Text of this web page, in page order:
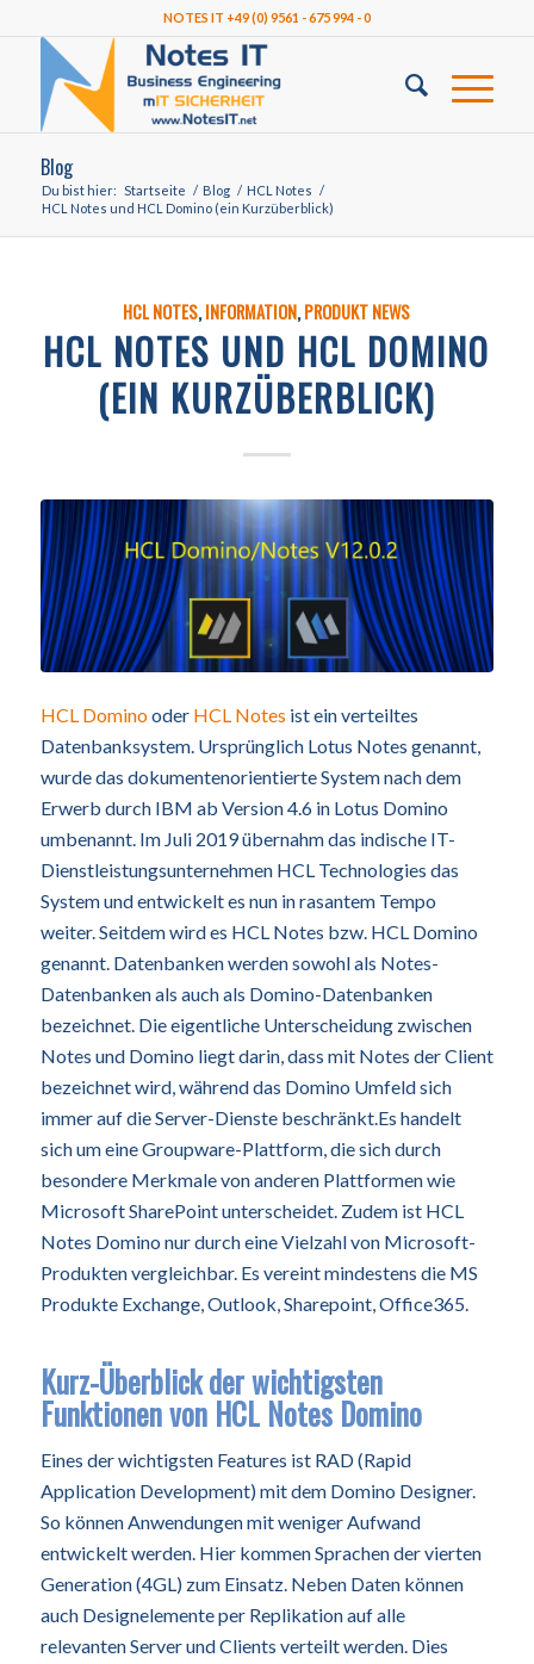
NOTES IT +49 (0) 9561 - 675 994 - 0
Blog
Du bist hier: Startseite / Blog / HCL Notes /
HCL Notes und HCL Domino (ein Kurzüberblick)
HCL NOTES,INFORMATION,PRODUKT NEWS
HCL NOTES UND HCL DOMINO
(EIN KURZÜBERBLICK)
HCL Dominooder HCL Notes ist ein verteiltes
Datenbanksystem. Ursprünglich Lotus Notes genannt,
wurde das dokumentenorientierte System nach dem
Erwerb durch IBM ab Version 4.6 in Lotus Domino
umbenannt. Im Juli 2019 übernahm das indische IT-
Dienstleistungsunternehmen HCL Technologies das
System und entwickelt es nun in rasantem Tempo
weiter. Seitdem wird es HCL Notes bzw. HCL Domino
genannt. Datenbanken werden sowohl als Notes-
Datenbanken als auch als Domino-Datenbanken
bezeichnet. Die eigentliche Unterscheidung zwischen
Notes und Domino liegt darin, dass mit Notes der Client
bezeichnet wird, während das Domino Umfeld sich
immer auf die Server-Dienste beschränkt.Es handelt
sich um eine Groupware-Plattform, die sich durch
besondere Merkmale von anderen Plattformen wie
Microsoft SharePoint unterscheidet. Zudem ist HCL
Notes Domino nur durch eine Vielzahl von Microsoft-
Produkten vergleichbar. Es vereint mindestens die MS
Produkte Exchange, Outlook, Sharepoint, Office365.
Kurz-Überblick der wichtigsten
Funktionen von HCL Notes Domino
Eines der wichtigsten Features ist RAD (Rapid
Application Development) mit dem Domino Designer.
So können Anwendungen mit weniger Aufwand
entwickelt werden. Hier kommen Sprachen der vierten
Generation (4GL) zum Einsatz. Neben Daten können
auch Designelemente per Replikation auf alle
relevanten Server und Clients verteilt werden. Dies